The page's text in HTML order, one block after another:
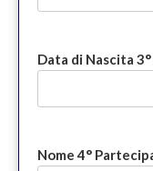
Data di Nascita
Nome 4°